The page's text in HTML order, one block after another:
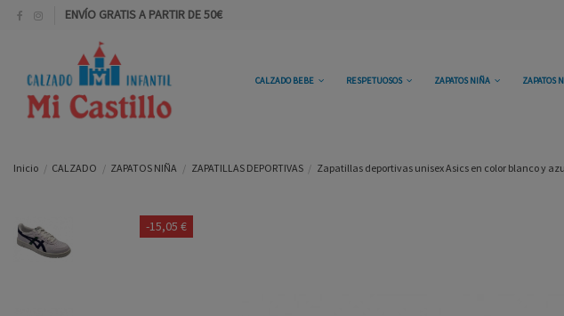
ENVÍO GRATIS A PARTIR DE 50€
CALZADO BEBE RESPETUOSOS ZAPATOS NIÑA ZAPATOS
Inicio CALZADO ZAPATOS NIÑA ZAPATILLAS DEPORTIVAS Zapatillas deportivas unisex Asics en color blanco y
-15,05 €